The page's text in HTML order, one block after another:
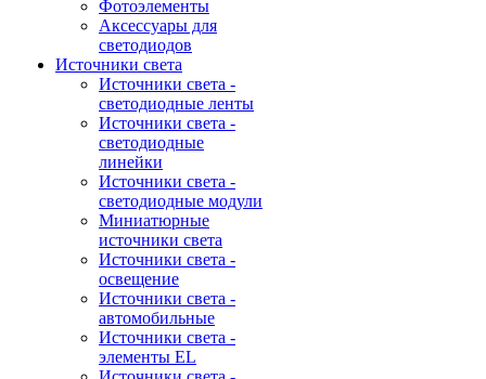
Фотоэлементы
Аксессуары для
светодиодов
Источники света
Источники света -
светодиодные ленты
Источники света -
светодиодные
линейки
Источники света -
светодиодные модули
Миниатюрные
источники света
Источники света -
освещение
Источники света -
автомобильные
Источники света -
элементы EL